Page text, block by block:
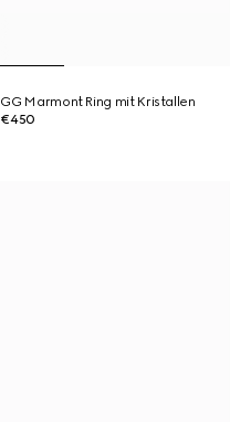
GG Marmont Ring mit Kristallen
€450